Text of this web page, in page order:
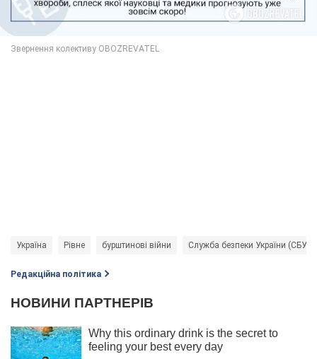
Україна Рівне бурштинові війни Служба безпеки України (СБУ)
Редакційна політика